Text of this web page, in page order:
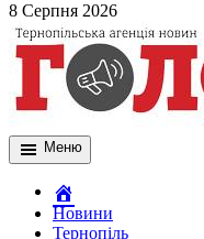
8 Серпня 2026
Меню
Новини
Тернопіль